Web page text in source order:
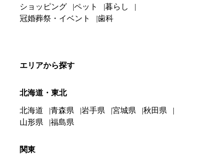
ショッピング
ペット
暮らし
冠婚葬祭・イベント
歯科
エリアから探す
北海道・東北
北海道 青森県 岩手県 宮城県
秋田県
山形県
福島県
関東